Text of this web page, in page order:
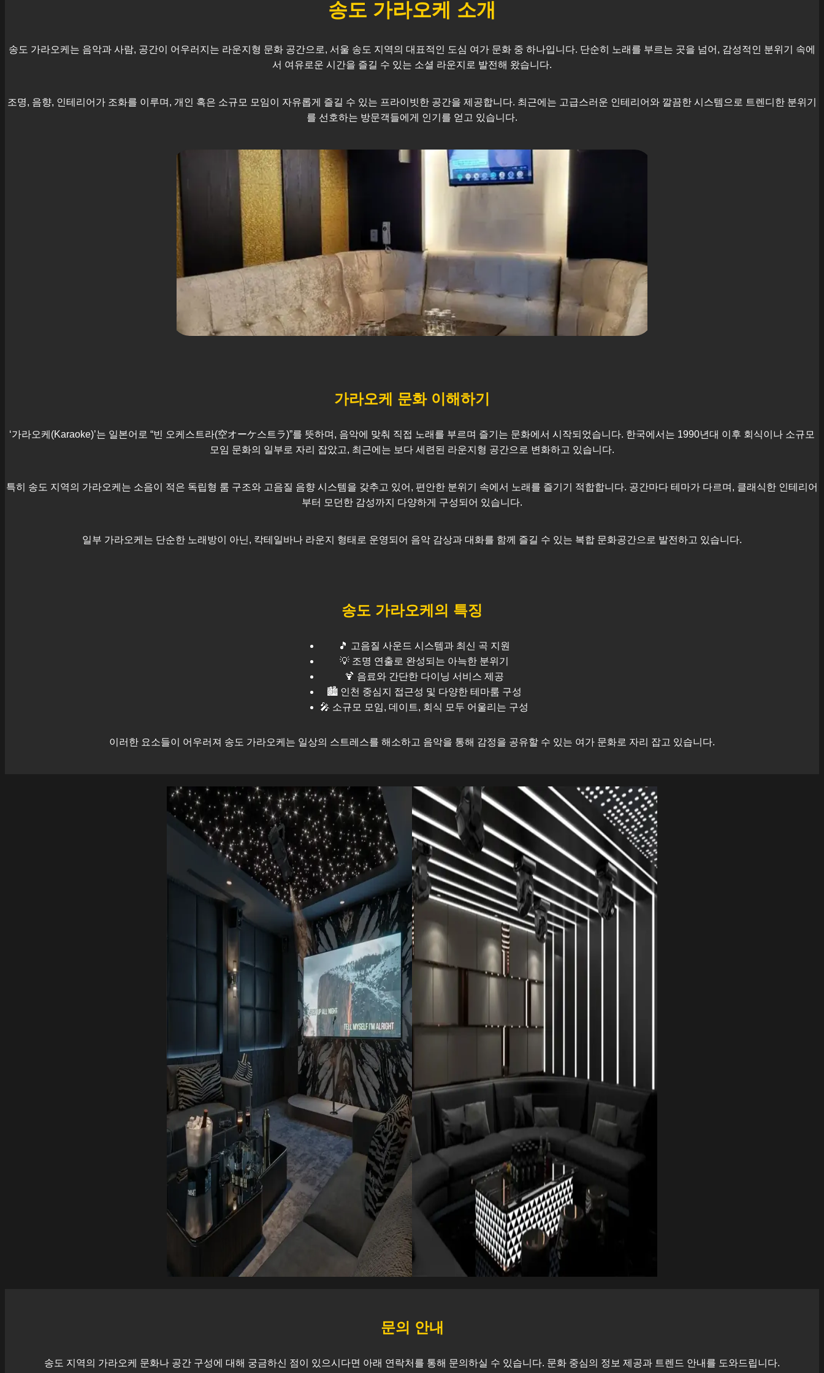
송도 가라오케 소개
송도 가라오케는 음악과 사람, 공간이 어우러지는 라운지형 문화 공간으로, 서울 송도 지역의 대표적인 도심 여가 문화 중 하나입니다. 단순히 노래를 부르는 곳을 넘어, 감성적인 분위기 속에
서 여유로운 시간을 즐길 수 있는 소셜 라운지로 발전해 왔습니다.
조명, 음향, 인테리어가 조화를 이루며, 개인 혹은 소규모 모임이 자유롭게 즐길 수 있는 프라이빗한 공간을 제공합니다. 최근에는 고급스러운 인테리어와 깔끔한 시스템으로 트렌디한 분위기
를 선호하는 방문객들에게 인기를 얻고 있습니다.
가라오케 문화 이해하기
‘가라오케(Karaoke)’는 일본어로 “빈 오케스트라(空オーケ스트ラ)”를 뜻하며, 음악에 맞춰 직접 노래를 부르며 즐기는 문화에서 시작되었습니다. 한국에서는 1990년대 이후 회식이나 소규모
모임 문화의 일부로 자리 잡았고, 최근에는 보다 세련된 라운지형 공간으로 변화하고 있습니다.
특히 송도 지역의 가라오케는 소음이 적은 독립형 룸 구조와 고음질 음향 시스템을 갖추고 있어, 편안한 분위기 속에서 노래를 즐기기 적합합니다. 공간마다 테마가 다르며, 클래식한 인테리어
부터 모던한 감성까지 다양하게 구성되어 있습니다.
일부 가라오케는 단순한 노래방이 아닌, 칵테일바나 라운지 형태로 운영되어 음악 감상과 대화를 함께 즐길 수 있는 복합 문화공간으로 발전하고 있습니다.
송도 가라오케의 특징
🎵 고음질 사운드 시스템과 최신 곡 지원
💡 조명 연출로 완성되는 아늑한 분위기
🍹 음료와 간단한 다이닝 서비스 제공
🏙️ 인천 중심지 접근성 및 다양한 테마룸 구성
🎤 소규모 모임, 데이트, 회식 모두 어울리는 구성
이러한 요소들이 어우러져 송도 가라오케는 일상의 스트레스를 해소하고 음악을 통해 감정을 공유할 수 있는 여가 문화로 자리 잡고 있습니다.
문의 안내
송도 지역의 가라오케 문화나 공간 구성에 대해 궁금하신 점이 있으시다면 아래 연락처를 통해 문의하실 수 있습니다. 문화 중심의 정보 제공과 트렌드 안내를 도와드립니다.